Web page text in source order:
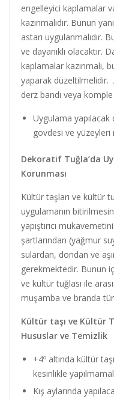
engelleyici kaplamalar
kazınmalıdır. Bunun
astarı uygulanmalıdır.
ve dayanıklı olacaktır.
kaplamalar kazınmalı,
yaparak düzeltilmelidir.
derz bandı veya
Uygulama yapılacak
gövdesi ve yüzeyleri
Dekoratif Tuğla’da
Korunması
Kültür taşları ve kültür
uygulamanın
yapıştırıcı
şartlarından (yağmur
sulardan, dondan ve
gerekmektedir. Bunun
ve kültür tuğlası ile
muşamba ve branda
Kültür taşı ve Kültür
Hususlar ve Temizlik
+4º altında kültür
kesinlikle
Kış aylarında